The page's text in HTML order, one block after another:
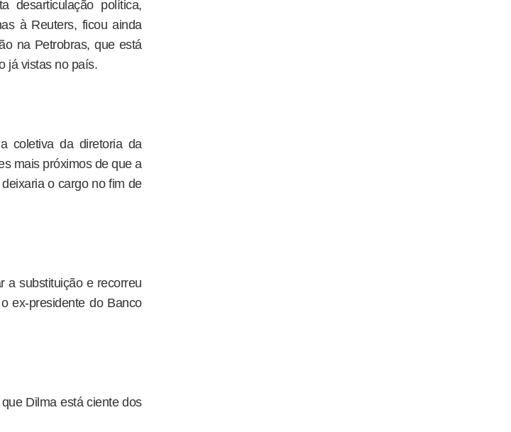
desarticulação política,
à Reuters, ficou ainda
na Petrobras, que está
já vistas no país.
coletiva da diretoria da
mais próximos de que a
o cargo no fim de
a substituição e recorreu
ex-presidente do Banco
Dilma está ciente dos